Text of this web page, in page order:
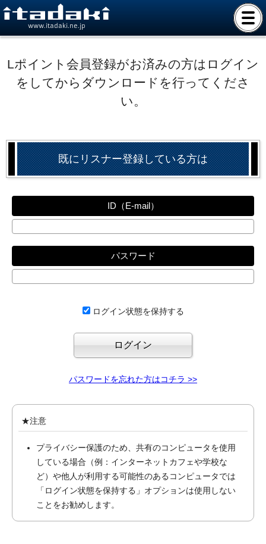
www.itadaki.ne.jp
Lポイント会員登録がお済みの方はログイン
をしてからダウンロードを行ってくださ
い。
既にリスナー登録している方は
ID（E-mail）
パスワード
ログイン状態を保持する
パスワードを忘れた方はコチラ >>
★注意
プライバシー保護のため、共有のコンピュータを使用
している場合（例：インターネットカフェや学校な
ど）や他人が利用する可能性のあるコンピュータでは
「ログイン状態を保持する」オプションは使用しない
ことをお勧めします。